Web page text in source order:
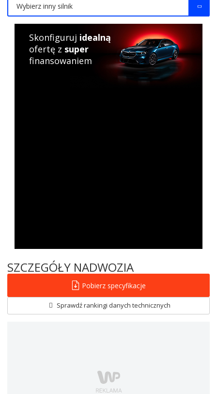
SZCZEGÓŁY NADWOZIA
Pobierz specyfikacje
Sprawdź rankingi danych technicznych
Wybierz inny silnik
Skonfiguruj idealną
ofertę z super
finansowaniem